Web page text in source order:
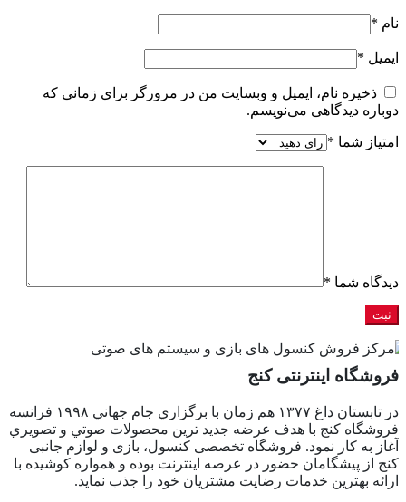
نام *
ایمیل *
ذخیره نام، ایمیل و وبسایت من در مرورگر برای زمانی که
دوباره دیدگاهی می‌نویسم.
امتیاز شما *
دیدگاه شما *
فروشگاه اینترنتی کنج
در تابستان داغ ١٣٧٧ هم زمان با برگزاري جام جهاني ١٩٩٨ فرانسه
فروشگاه كنج با هدف عرضه جديد ترين محصولات صوتي و تصويري
آغاز به كار نمود. فروشگاه تخصصی کنسول، بازی و لوازم جانبی
کنج از پیشگامان حضور در عرصه اینترنت بوده و همواره کوشیده با
ارائه بهترین خدمات رضایت مشتریان خود را جذب نماید.